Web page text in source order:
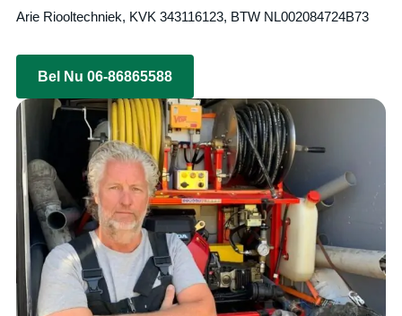
Arie Riooltechniek, KVK 343116123, BTW NL002084724B73
Bel Nu 06-86865588